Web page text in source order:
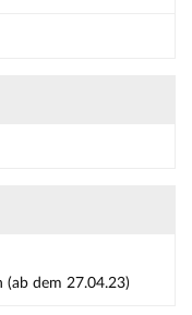
dem 27.04.23)